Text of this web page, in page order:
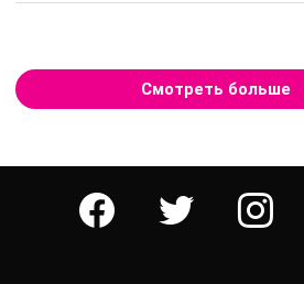
Смотреть больше
facebook twitter